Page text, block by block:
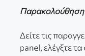
Παρακολούθηση
Δείτε τις
panel, ελέγξτε